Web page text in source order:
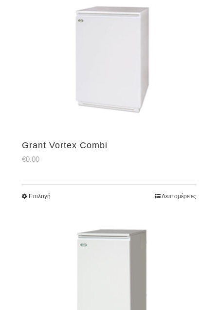
Grant Vortex Combi
€0.00
Επιλογή Λεπτομέρειες